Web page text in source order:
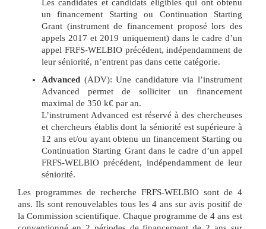
Les candidates et candidats éligibles qui ont obtenu
un financement Starting ou Continuation Starting
Grant (instrument de financement proposé lors des
appels 2017 et 2019 uniquement) dans le cadre d’un
appel FRFS-WELBIO précédent, indépendamment de
leur séniorité, n’entrent pas dans cette catégorie.
Advanced (ADV): Une candidature via l’instrument
Advanced permet de solliciter un financement
maximal de 350 k€ par an.
L’instrument Advanced est réservé à des chercheuses
et chercheurs établis dont la séniorité est supérieure à
12 ans et/ou ayant obtenu un financement Starting ou
Continuation Starting Grant dans le cadre d’un appel
FRFS-WELBIO précédent, indépendamment de leur
séniorité.
Les programmes de recherche FRFS-WELBIO sont de 4
ans. Ils sont renouvelables tous les 4 ans sur avis positif de
la Commission scientifique. Chaque programme de 4 ans est